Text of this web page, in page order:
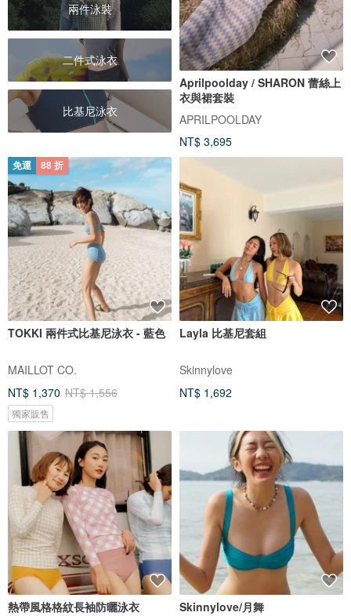
兩件泳裝
二件式泳衣
比基尼泳衣
Aprilpoolday / SHARON 蕾絲上
衣與裙套裝
APRILPOOLDAY
NT$ 3,695
免運 88 折
TOKKI 兩件式比基尼泳衣 - 藍色
MAILLOT CO.
NT$ 1,370 NT$ 1,556
獨家販售
Layla 比基尼套組
Skinnylove
NT$ 1,692
熱帶風格格紋長袖防曬泳衣 Skinnylove/月舞